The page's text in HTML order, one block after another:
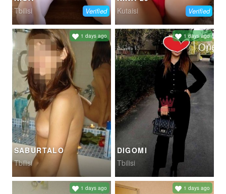
Tbilisi
Verified
Kutaisi
Verified
SABURTALO
Tbilisi
1 days ago
DIGOMI
Tbilisi
1 days ago
1 days ago 1 days ago